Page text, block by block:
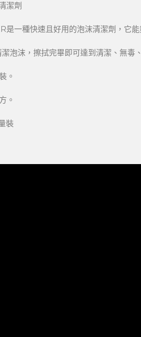
潔劑
一種快速且好用的泡沫清潔劑，它能
泡沫，擦拭完畢即可達到清潔、無毒
。
。
裝